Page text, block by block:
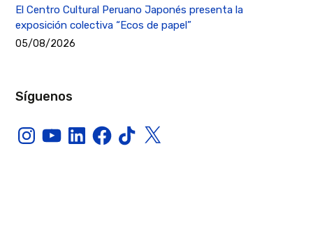
El Centro Cultural Peruano Japonés presenta la
exposición colectiva “Ecos de papel”
05/08/2026
Síguenos
InstagramYouTubeLinkedInFacebook
TikTokX